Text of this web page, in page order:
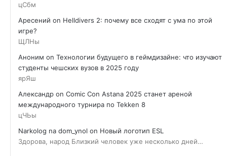
цСбм
Аресений on Helldivers 2: почему все сходят с ума по этой
игре?
ЩЛНы
Аноним on Технологии будущего в геймдизайне: что изучают
студенты чешских вузов в 2025 году
ярЯш
Александр on Comic Con Astana 2025 станет ареной
международного турнира по Tekken 8
цЧЬы
Narkolog na dom_ynol on Новый логотип ESL
Здорова, народ Близкий человек уже несколько дней…